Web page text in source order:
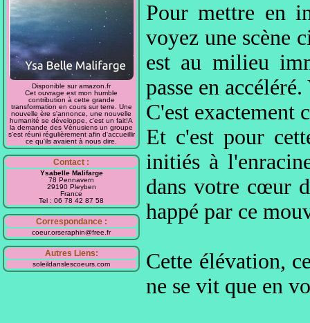
Disponible sur amazon.fr
Cet ouvrage est mon humble
contribution à cette grande
transformation en cours sur terre. Une
nouvelle ère s'annonce, une nouvelle
humanité se développe, c'est un fait!A
la demande des Vénusiens un groupe
s'est réuni régulièrement afin d'accueillir
ce qu'ils avaient à nous dire.
Contact :
Ysabelle Malifarge
78 Pennavern
29190 Pleyben
France
Tel : 06 78 42 87 58
Correspondance :
coeur.orseraphin@free.fr
Autres Liens:
soleildanslescoeurs.com
Pour mettre en
voyez une scène
est au milieu
passe en
C'est exactement
Et c'est pour
initiés à
dans votre cœur
happé par ce
Cette élévation,
ne se vit que en